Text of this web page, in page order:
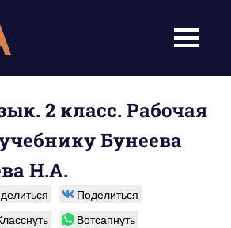
для
школьников
1-
11
класс
МЕНЮ
2 класс. Рабочая
Бунеева
Н.А.
Поделиться
Вотсапнуть